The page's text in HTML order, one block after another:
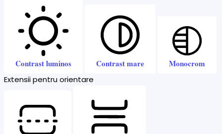
Contrast luminos Contrast mare Monocrom
Extensii pentru orientare